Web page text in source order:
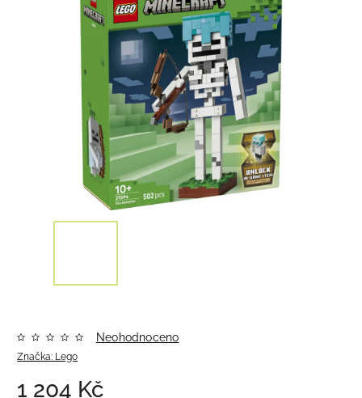
Značka: Lego
Neohodnoceno
1 204 Kč